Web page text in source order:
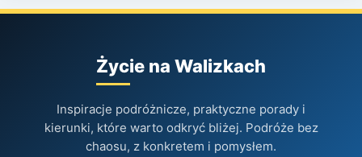
Życie na Walizkach
Inspiracje podróżnicze, praktyczne porady i
kierunki, które warto odkryć bliżej. Podróże bez
chaosu, z konkretem i pomysłem.